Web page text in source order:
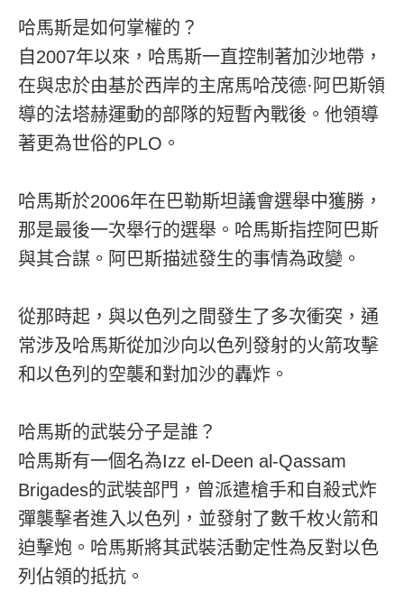
哈馬斯是如何掌權的？
自2007年以來，哈馬斯一直控制著加沙地帶，
在與忠於由基於西岸的主席馬哈茂德·阿巴斯領
導的法塔赫運動的部隊的短暫內戰後。他領導
著更為世俗的PLO。
哈馬斯於2006年在巴勒斯坦議會選舉中獲勝，
那是最後一次舉行的選舉。哈馬斯指控阿巴斯
與其合謀。阿巴斯描述發生的事情為政變。
從那時起，與以色列之間發生了多次衝突，通
常涉及哈馬斯從加沙向以色列發射的火箭攻擊
和以色列的空襲和對加沙的轟炸。
哈馬斯的武裝分子是誰？
哈馬斯有一個名為Izz el-Deen al-Qassam
Brigades的武裝部門，曾派遣槍手和自殺式炸
彈襲擊者進入以色列，並發射了數千枚火箭和
迫擊炮。哈馬斯將其武裝活動定性為反對以色
列佔領的抵抗。